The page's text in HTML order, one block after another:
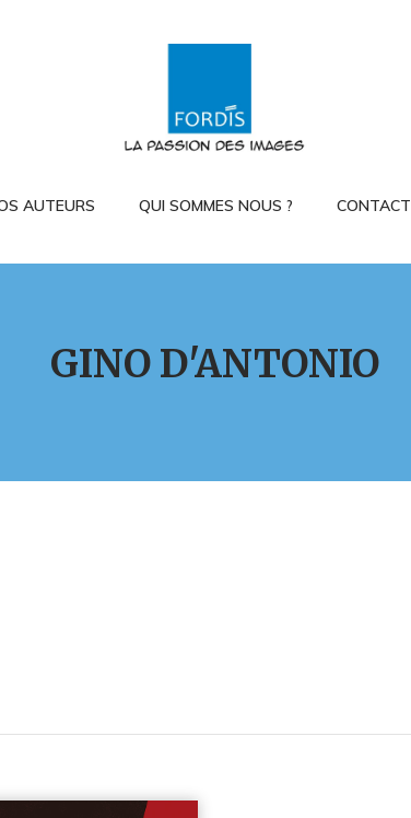
AUTEURS QUI SOMMES NOUS ? CONTACT
GINO D'ANTONIO